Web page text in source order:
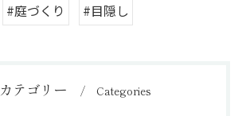
#庭づくり #目隠し
カテゴリー Categories